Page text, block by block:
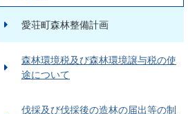
愛荘町森林整備計画
森林環境税及び森林環境譲与税の使
途について
伐採及び伐採後の造林の届出等の制